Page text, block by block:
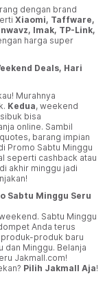
dengan brand
Xiaomi, Taffware,
Imak, TP-Link,
harga super
Deals, Hari
Murahnya
Kedua, weekend
bisa
online. Sambil
barang impian
Promo Sabtu Minggu
seperti cashback atau
akhir minggu jadi
Sabtu Minggu Seru
Sabtu Minggu
Anda terus
produk-produk baru
dan Minggu. Belanja
Jakmall.com!
Pilih Jakmall Aja!